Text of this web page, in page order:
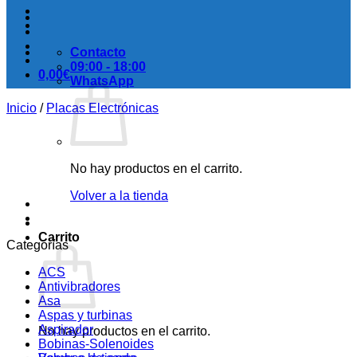
0,00€
No hay productos en el carrito.
Volver a la tienda
Carrito
No hay productos en el carrito.
Contacto
09:00 - 18:00
WhatsApp
Inicio / Placas Electrónicas
Categorías
ACS
Antivibradores
Asa
Aspas y turbinas
Aspirador
Bobinas-Solenoides